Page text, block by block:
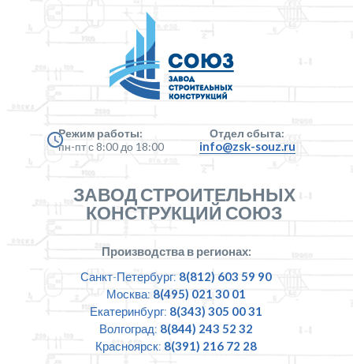
Режим работы:
пн-пт с 8:00 до 18:00
Отдел сбыта:
info@zsk-souz.ru
ЗАВОД СТРОИТЕЛЬНЫХ
КОНСТРУКЦИЙ СОЮЗ
Производства в регионах:
Санкт-Петербург: 8(812) 603 59 90
Москва: 8(495) 021 30 01
Екатеринбург: 8(343) 305 00 31
Волгоград: 8(844) 243 52 32
Красноярск: 8(391) 216 72 28